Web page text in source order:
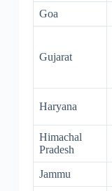
Goa
Gujarat
Haryana
Himachal
Pradesh
Jammu